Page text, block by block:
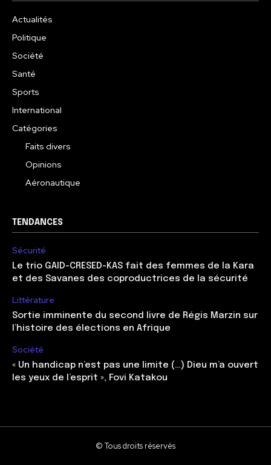
Actualités
Politique
Société
Santé
Sports
International
Catégories
Faits divers
Opinions
Aéronautique
TENDANCES
Sécurité
Le trio GAID-CRESED-KAS fait des femmes de la Kara
et des Savanes des coproductrices de la sécurité
Littérature
Sortie imminente du second livre de Régis Marzin sur
l’histoire des élections en Afrique
Société
« Un handicap n’est pas une limite (…) Dieu m’a ouvert
les yeux de l’esprit », Fovi Katakou
© Tous droits réservés